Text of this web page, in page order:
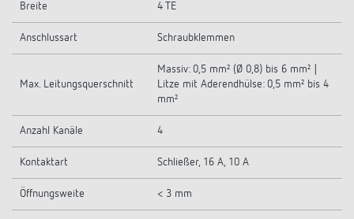
Breite 4 TE
Anschlussart Schraubklemmen
Max. Leitungsquerschnitt
Massiv: 0,5 mm² (Ø 0,8) bis 6 mm² |
Litze mit Aderendhülse: 0,5 mm² bis 4
mm²
Anzahl Kanäle 4
Kontaktart Schließer, 16 A, 10 A
Öffnungsweite < 3 mm